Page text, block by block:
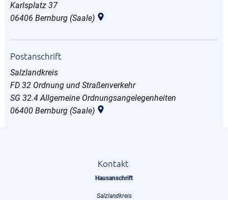
Karlsplatz 37
06406 Bernburg (Saale)
Postanschrift
Salzlandkreis
FD 32 Ordnung und Straßenverkehr
SG 32.4 Allgemeine Ordnungsangelegenheiten
06400 Bernburg (Saale)
Kontakt
Hausanschrift
Salzlandkreis